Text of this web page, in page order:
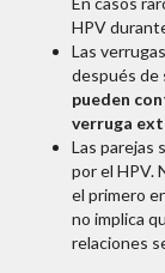
HPV
Las
después de
pueden
verruga
Las parejas
por el HPV.
el primero
no implica
relaciones